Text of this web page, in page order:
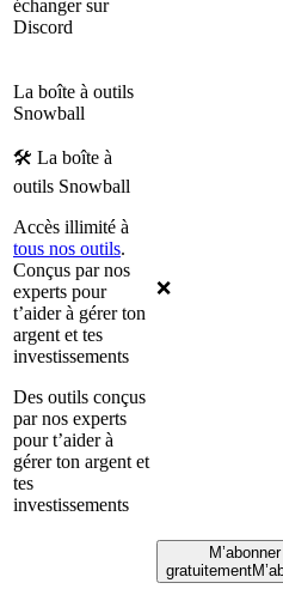
échanger sur
Discord
La boîte à outils
Snowball
🛠 La boîte à
outils Snowball
Accès illimité à
tous nos outils.
Conçus par nos
experts pour
t’aider à gérer ton
argent et tes
investissements
Des outils conçus
par nos experts
pour t’aider à
gérer ton argent et
tes
investissements
❌
M’abonner
gratuitement